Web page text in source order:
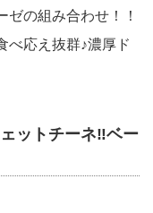
の組み合わせ！！
べ応え抜群♪濃厚ド
ットチーネ‼︎ベー